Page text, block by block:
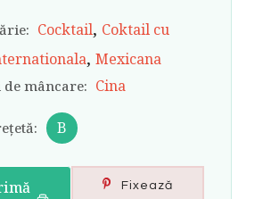
Cocktail, Coktail cu
, Mexicana
mâncare: Cina
B
Fixează